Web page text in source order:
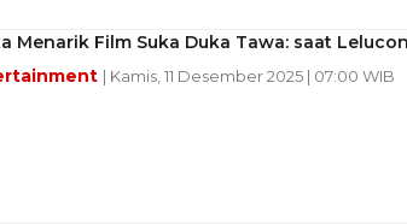
Menarik Film Suka Duka Tawa: saat
| Kamis, 11 Desember 2025 | 07:00 WIB